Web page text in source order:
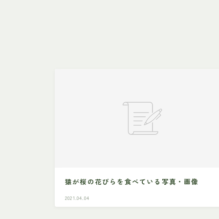
猿が桜の花びらを食べている写真・画像
2021.04.04